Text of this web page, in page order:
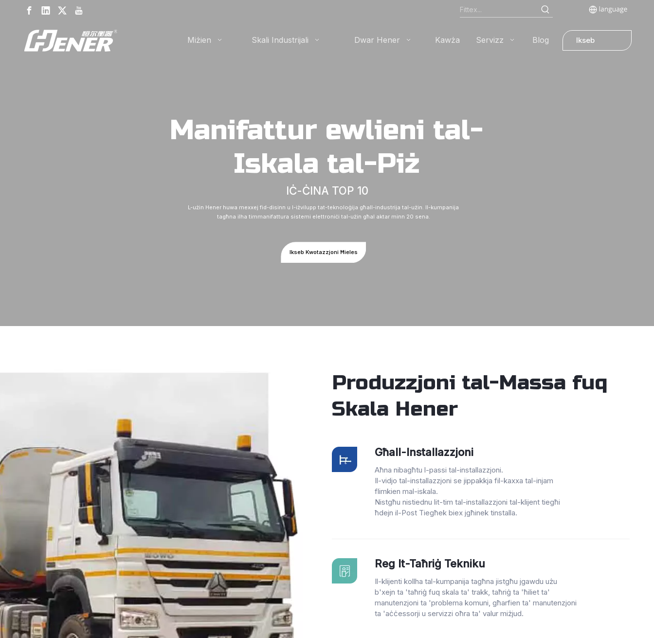
Miżien Skali Industrijali Dwar Hener Kawża Servizz Blog Ikseb
Manifattur ewlieni tal-
Iskala tal-Piż
IĊ-ĊINA TOP 10
L-użin Hener huwa mexxej fid-disinn u l-iżvilupp tat-teknoloġija għall-industrija tal-użin. Il-kumpanija
tagħna ilha timmanifattura sistemi elettroniċi tal-użin għal aktar minn 20 sena.
Ikseb Kwotazzjoni Ħieles
Produzzjoni tal-Massa fuq
Skala Hener
Għall-Installazzjoni
Aħna nibagħtu l-passi tal-installazzjoni.
Il-vidjo tal-installazzjoni se jippakkja fil-kaxxa tal-injam
flimkien mal-iskala.
Nistgħu nistiednu lit-tim tal-installazzjoni tal-klijent tiegħi
ħdejn il-Post Tiegħek biex jgħinek tinstalla.
Reg It-Taħriġ Tekniku
Il-klijenti kollha tal-kumpanija tagħna jistgħu jgawdu użu
b'xejn ta 'taħriġ fuq skala ta' trakk, taħriġ ta 'ħiliet ta'
manutenzjoni ta 'problema komuni, għarfien ta' manutenzjoni
ta 'aċċessorji u servizzi oħra ta' valur miżjud.